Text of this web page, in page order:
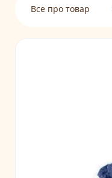
Все про товар